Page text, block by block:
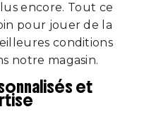
encore. Tout ce
pour jouer de la
conditions
notre magasin.
et